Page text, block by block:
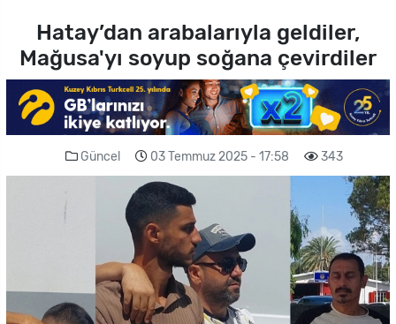
Hatay’dan arabalarıyla geldiler,
Mağusa'yı soyup soğana çevirdiler
Güncel 03 Temmuz 2025 - 17:58 343